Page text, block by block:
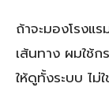
ถ้าจะมองโรงแ
เส้นทาง ผมใช้ก
ให้ดูทั้งระบบ ไ